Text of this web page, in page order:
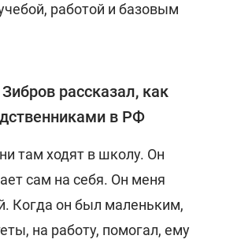
работой и базовым
рассказал, как
в РФ
там ходят в школу. Он
сам на себя. Он меня
Когда он был маленьким,
на работу, помогал, ему